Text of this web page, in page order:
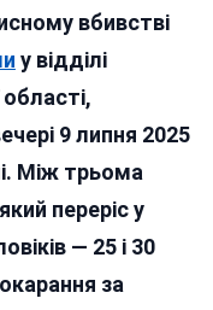
СІЗО
Забили
Також
Розслідує
вбивстві
у відділі
області,
9 липня 2025
Між трьома
переріс у
— 25 і 30
за